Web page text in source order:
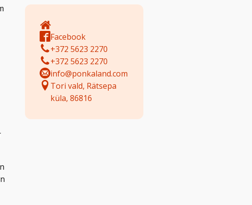
Facebook
+372 5623 2270
+372 5623 2270
info@ponkaland.com
Tori vald, Rätsepa
küla, 86816